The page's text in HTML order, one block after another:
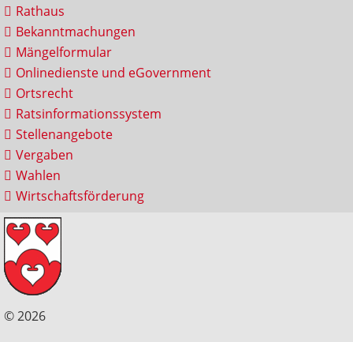
Rathaus
Bekanntmachungen
Mängelformular
Onlinedienste und eGovernment
Ortsrecht
Ratsinformationssystem
Stellenangebote
Vergaben
Wahlen
Wirtschaftsförderung
© 2026